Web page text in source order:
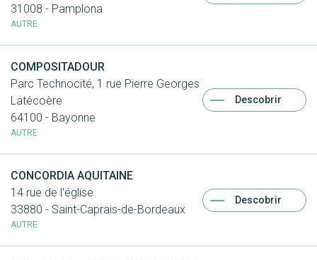
31008 - Pamplona
AUTRE
COMPOSITADOUR
Parc Technocité, 1 rue Pierre Georges
Latécoère
64100 - Bayonne
AUTRE
Descobrir
CONCORDIA AQUITAINE
14 rue de l'église
33880 - Saint-Caprais-de-Bordeaux
AUTRE
Descobrir